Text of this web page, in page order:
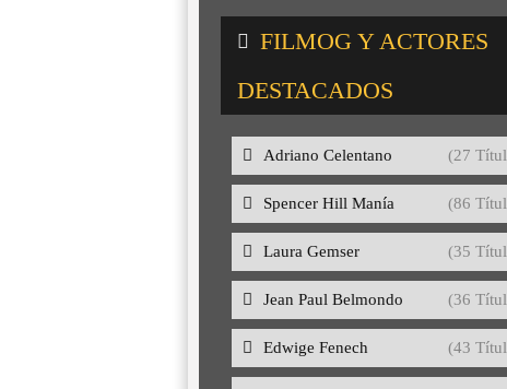
FILMOG Y ACTORES
DESTACADOS
Adriano Celentano (27
Spencer Hill Manía (86
Laura Gemser (35
Jean Paul Belmondo (36
Edwige Fenech (43